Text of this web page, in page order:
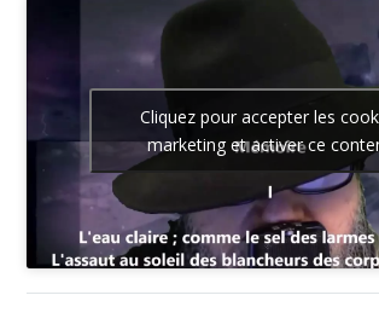
Cliquez pour accepter les
marketing et activer ce